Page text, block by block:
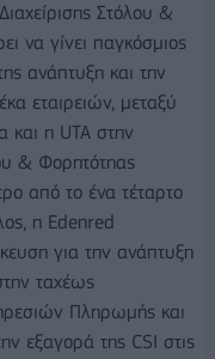
Στόλου &
να γίνει παγκόσμιος
ανάπτυξη και την
εταιρειών, μεταξύ
η UTA στην
& Φορητότηας
από το ένα τέταρτο
η Edenred
για την ανάπτυξη
ταχέως
Πληρωμής και
εξαγορά της CSI στις